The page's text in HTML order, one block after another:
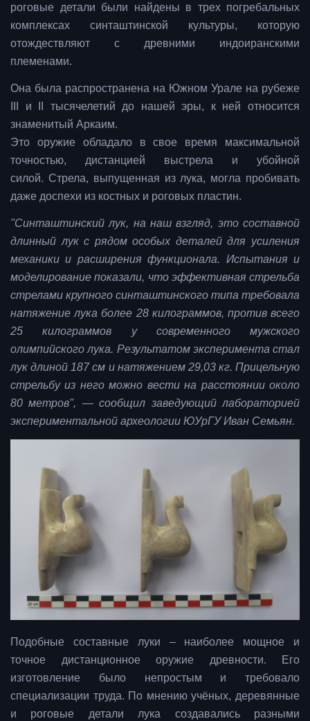
роговые детали были найдены в трех погребальных
комплексах синташтинской культуры, которую
отождествляют с древними индоиранскими
племенами.
Она была распространена на Южном Урале на рубеже
III и II тысячелетий до нашей эры, к ней относится
знаменитый Аркаим.
Это оружие обладало в свое время максимальной
точностью, дистанцией выстрела и убойной
силой. Стрела, выпущенная из лука, могла пробивать
даже доспехи из костных и роговых пластин.
"Синташтинский лук, на наш взгляд, это составной
длинный лук с рядом особых деталей для усиления
механики и расширения функционала. Испытания и
моделирование показали, что эффективная стрельба
стрелами крупного синташтинского типа требовала
натяжение лука более 28 килограммов, против всего
25 килограммов у современного мужского
олимпийского лука. Результатом эксперимента стал
лук длиной 187 см и натяжением 29,03 кг. Прицельную
стрельбу из него можно вести на расстоянии около
80 метров", — сообщил заведующий лабораторией
экспериментальной археологии ЮУрГУ Иван Семьян.
Подобные составные луки – наиболее мощное и
точное дистанционное оружие древности. Его
изготовление было непростым и требовало
специализации труда. По мнению учёных, деревянные
и роговые детали лука создавались разными